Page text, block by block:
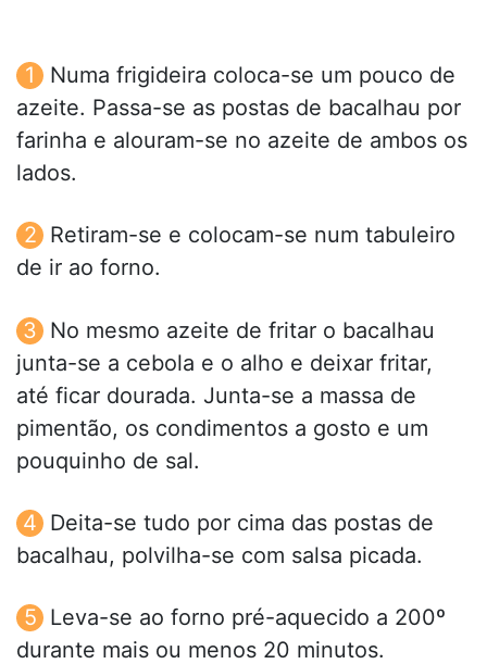
Numa frigideira coloca-se um pouco de
azeite. Passa-se as postas de bacalhau por
farinha e alouram-se no azeite de ambos os
lados.
Retiram-se e colocam-se num tabuleiro
de ir ao forno.
No mesmo azeite de fritar o bacalhau
junta-se a cebola e o alho e deixar fritar,
até ficar dourada. Junta-se a massa de
pimentão, os condimentos a gosto e um
pouquinho de sal.
Deita-se tudo por cima das postas de
bacalhau, polvilha-se com salsa picada.
Leva-se ao forno pré-aquecido a 200º
durante mais ou menos 20 minutos.